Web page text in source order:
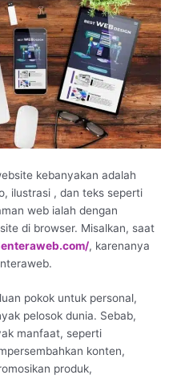
kebanyakan adalah
ilustrasi , dan teks seperti
web ialah dengan
di browser. Misalkan, saat
, karenanya
pokok untuk personal,
pelosok dunia. Sebab,
manfaat, seperti
konten,
produk,